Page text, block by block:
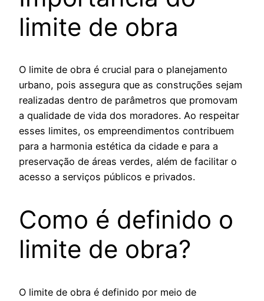
limite de obra
O limite de obra é crucial para o planejamento
urbano, pois assegura que as construções sejam
realizadas dentro de parâmetros que promovam
a qualidade de vida dos moradores. Ao respeitar
esses limites, os empreendimentos contribuem
para a harmonia estética da cidade e para a
preservação de áreas verdes, além de facilitar o
acesso a serviços públicos e privados.
Como é definido o
limite de obra?
O limite de obra é definido por meio de